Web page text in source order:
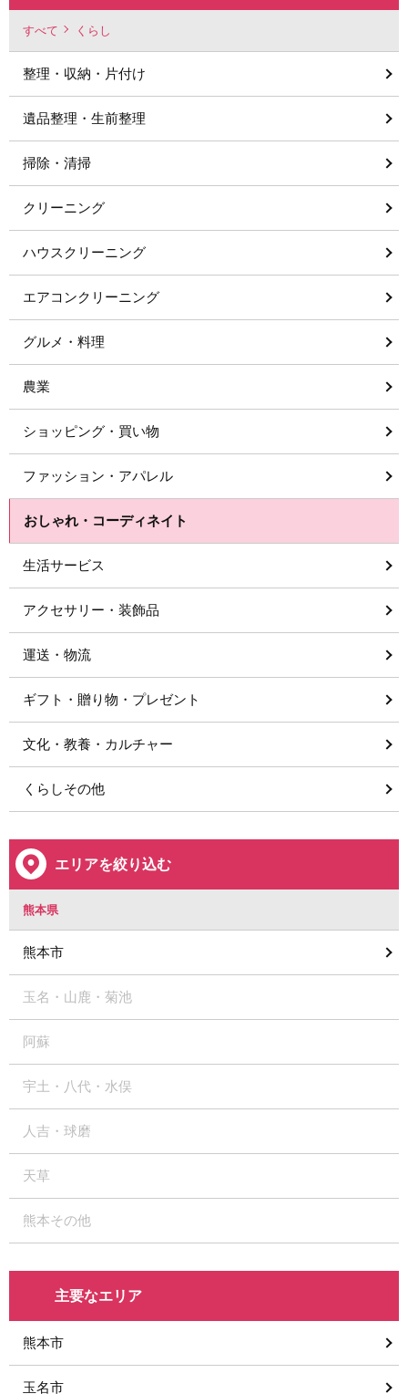
すべて くらし
整理・収納・片付け
遺品整理・生前整理
掃除・清掃
クリーニング
ハウスクリーニング
エアコンクリーニング
グルメ・料理
農業
ショッピング・買い物
ファッション・アパレル
おしゃれ・コーディネイト
生活サービス
アクセサリー・装飾品
運送・物流
ギフト・贈り物・プレゼント
文化・教養・カルチャー
くらしその他
エリアを絞り込む
熊本県
熊本市
玉名・山鹿・菊池
阿蘇
宇土・八代・水俣
人吉・球磨
天草
熊本その他
主要なエリア
熊本市
玉名市